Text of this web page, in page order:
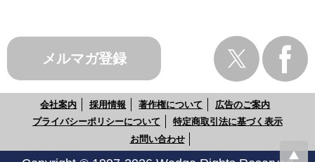
メルマガ登録
会社案内 採用情報 著作権について
広告のご案内
プライバシーポリシーについて
特定商取引法に基づく表示
お問い合わせ